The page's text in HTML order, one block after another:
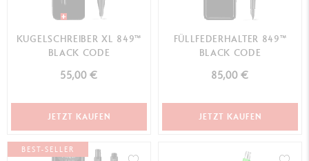
KUGELSCHREIBER XL 849™
BLACK CODE
55,00 €
JETZT KAUFEN
FÜLLFEDERHALTER 849™
BLACK CODE
85,00 €
JETZT KAUFEN
BEST-SELLER